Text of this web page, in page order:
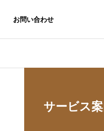
お問い合わせ
サービス